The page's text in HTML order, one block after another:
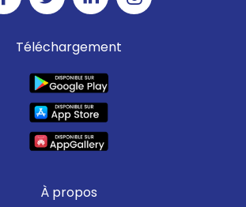
Téléchargement
À propos